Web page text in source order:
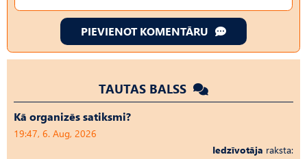
PIEVIENOT KOMENTĀRU
TAUTAS BALSS
Kā organizēs satiksmi?
19:47, 6. Aug, 2026
Iedzīvotāja raksta: